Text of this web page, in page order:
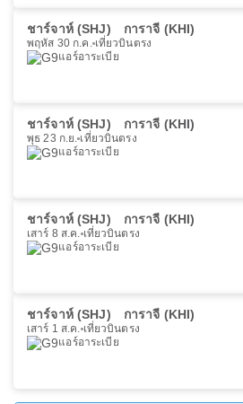
ชาร์จาห์ (SHJ) การาจี (KHI)
พฤหัส 30 ก.ค. เที่ยวบินตรง
แอร์อาระเบีย
ชาร์จาห์ (SHJ) การาจี (KHI)
พุธ 23 ก.ย. เที่ยวบินตรง
แอร์อาระเบีย
ชาร์จาห์ (SHJ) การาจี (KHI)
เสาร์ 8 ส.ค. เที่ยวบินตรง
แอร์อาระเบีย
ชาร์จาห์ (SHJ) การาจี (KHI)
เสาร์ 1 ส.ค. เที่ยวบินตรง
แอร์อาระเบีย